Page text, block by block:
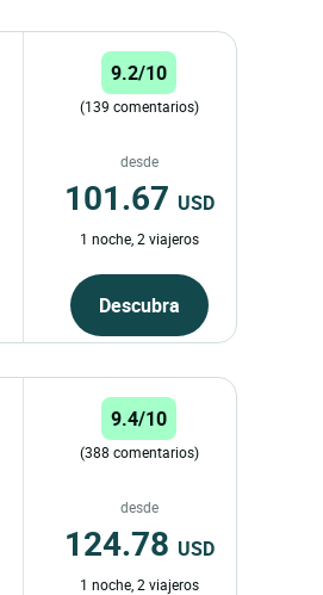
9.2/10
(139 comentarios)
desde
101.67 USD
1 noche, 2 viajeros
Descubra
9.4/10
(388 comentarios)
desde
124.78 USD
1 noche, 2 viajeros